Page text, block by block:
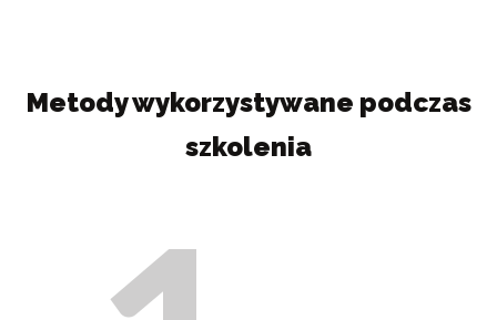
Metody wykorzystywane podczas
szkolenia